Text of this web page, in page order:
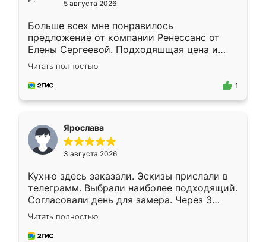
5 августа 2026
Больше всех мне понравилось
предложение от компании Ренессанс от
Елены Сергеевой. Подходяшщая цена и
короткие сроки изготовления. Приехавший
для замера сотрудник Владислав
предложил по моему эскизу самый
Читать полностью
1
Ярослава
3 августа 2026
Кухню здесь заказали. Эскизы прислали в
телеграмм. Выбрали наиболее подходящий.
Согласовали день для замера. Через 3
недели кухня была уже готова. Остались
довольны работой. Спасибо Ренессанс
мебель за качественную работу!
Читать полностью